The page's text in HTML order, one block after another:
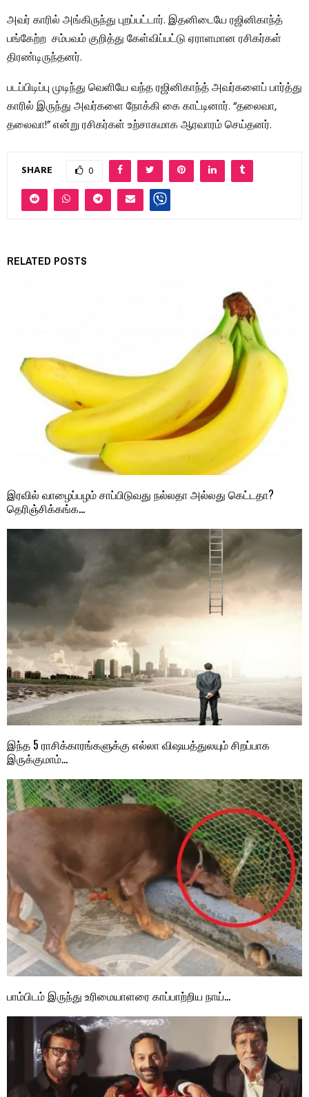
அவர் காரில் அங்கிருந்து புறப்பட்டார். இதனிடையே ரஜினிகாந்த்
பங்கேற்ற சம்பவம் குறித்து கேள்விப்பட்டு ஏராளமான ரசிகர்கள்
திரண்டிருந்தனர்.
படப்பிடிப்பு முடிந்து வெளியே வந்த ரஜினிகாந்த் அவர்களைப் பார்த்து
காரில் இருந்து அவர்களை நோக்கி கை காட்டினார். “தலைவா,
தலைவா!” என்று ரசிகர்கள் உற்சாகமாக ஆரவாரம் செய்தனர்.
SHARE 0
RELATED POSTS
இரவில் வாழைப்பழம் சாப்பிடுவது நல்லதா அல்லது கெட்டதா?
தெரிஞ்சிக்கங்க…
இந்த 5 ராசிக்காரங்களுக்கு எல்லா விஷயத்துலயும் சிறப்பாக
இருக்குமாம்…
பாம்பிடம் இருந்து உரிமையாளரை காப்பாற்றிய நாய்…